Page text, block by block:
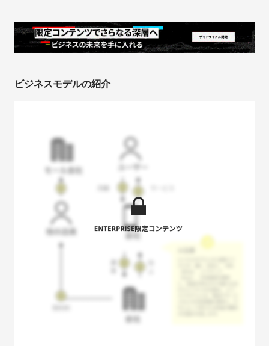
ビジネスモデルの紹介